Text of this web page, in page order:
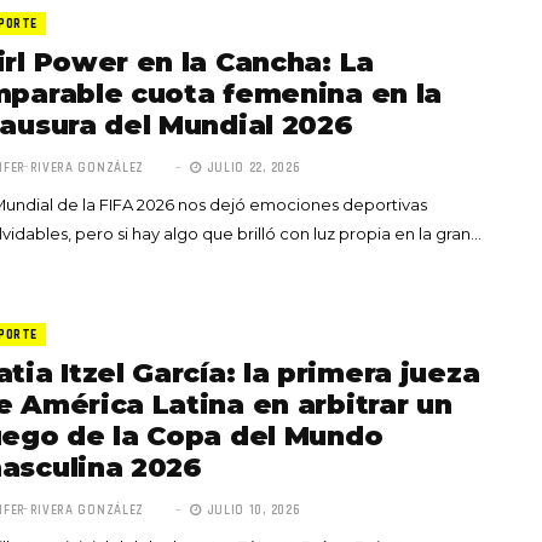
Power en la Cancha: La
cuota femenina en la
del Mundial 2026
RIVERA GONZÁLEZ JULIO 22, 2026
de la FIFA 2026 nos dejó emociones deportivas
pero si hay algo que brilló con luz propia en la gran…
Itzel García: la primera jueza
América Latina en arbitrar un
de la Copa del Mundo
2026
RIVERA GONZÁLEZ JULIO 10, 2026
el nuevo
de Hendrix y
himno por la
las mujeres
COMMENT FEBRERO 16, 2023
Totó la Momposina: el
adiós a la gran
MAYO 21, 2026